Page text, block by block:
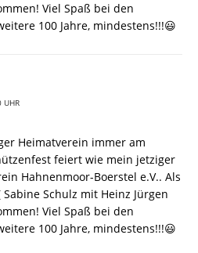
Viel Spaß bei den
100 Jahre, mindestens!!!😃
UHR
Heimatverein immer am
feiert wie mein jetziger
Hahnenmoor-Boerstel e.V.. Als
Schulz mit Heinz Jürgen
Viel Spaß bei den
100 Jahre, mindestens!!!😃